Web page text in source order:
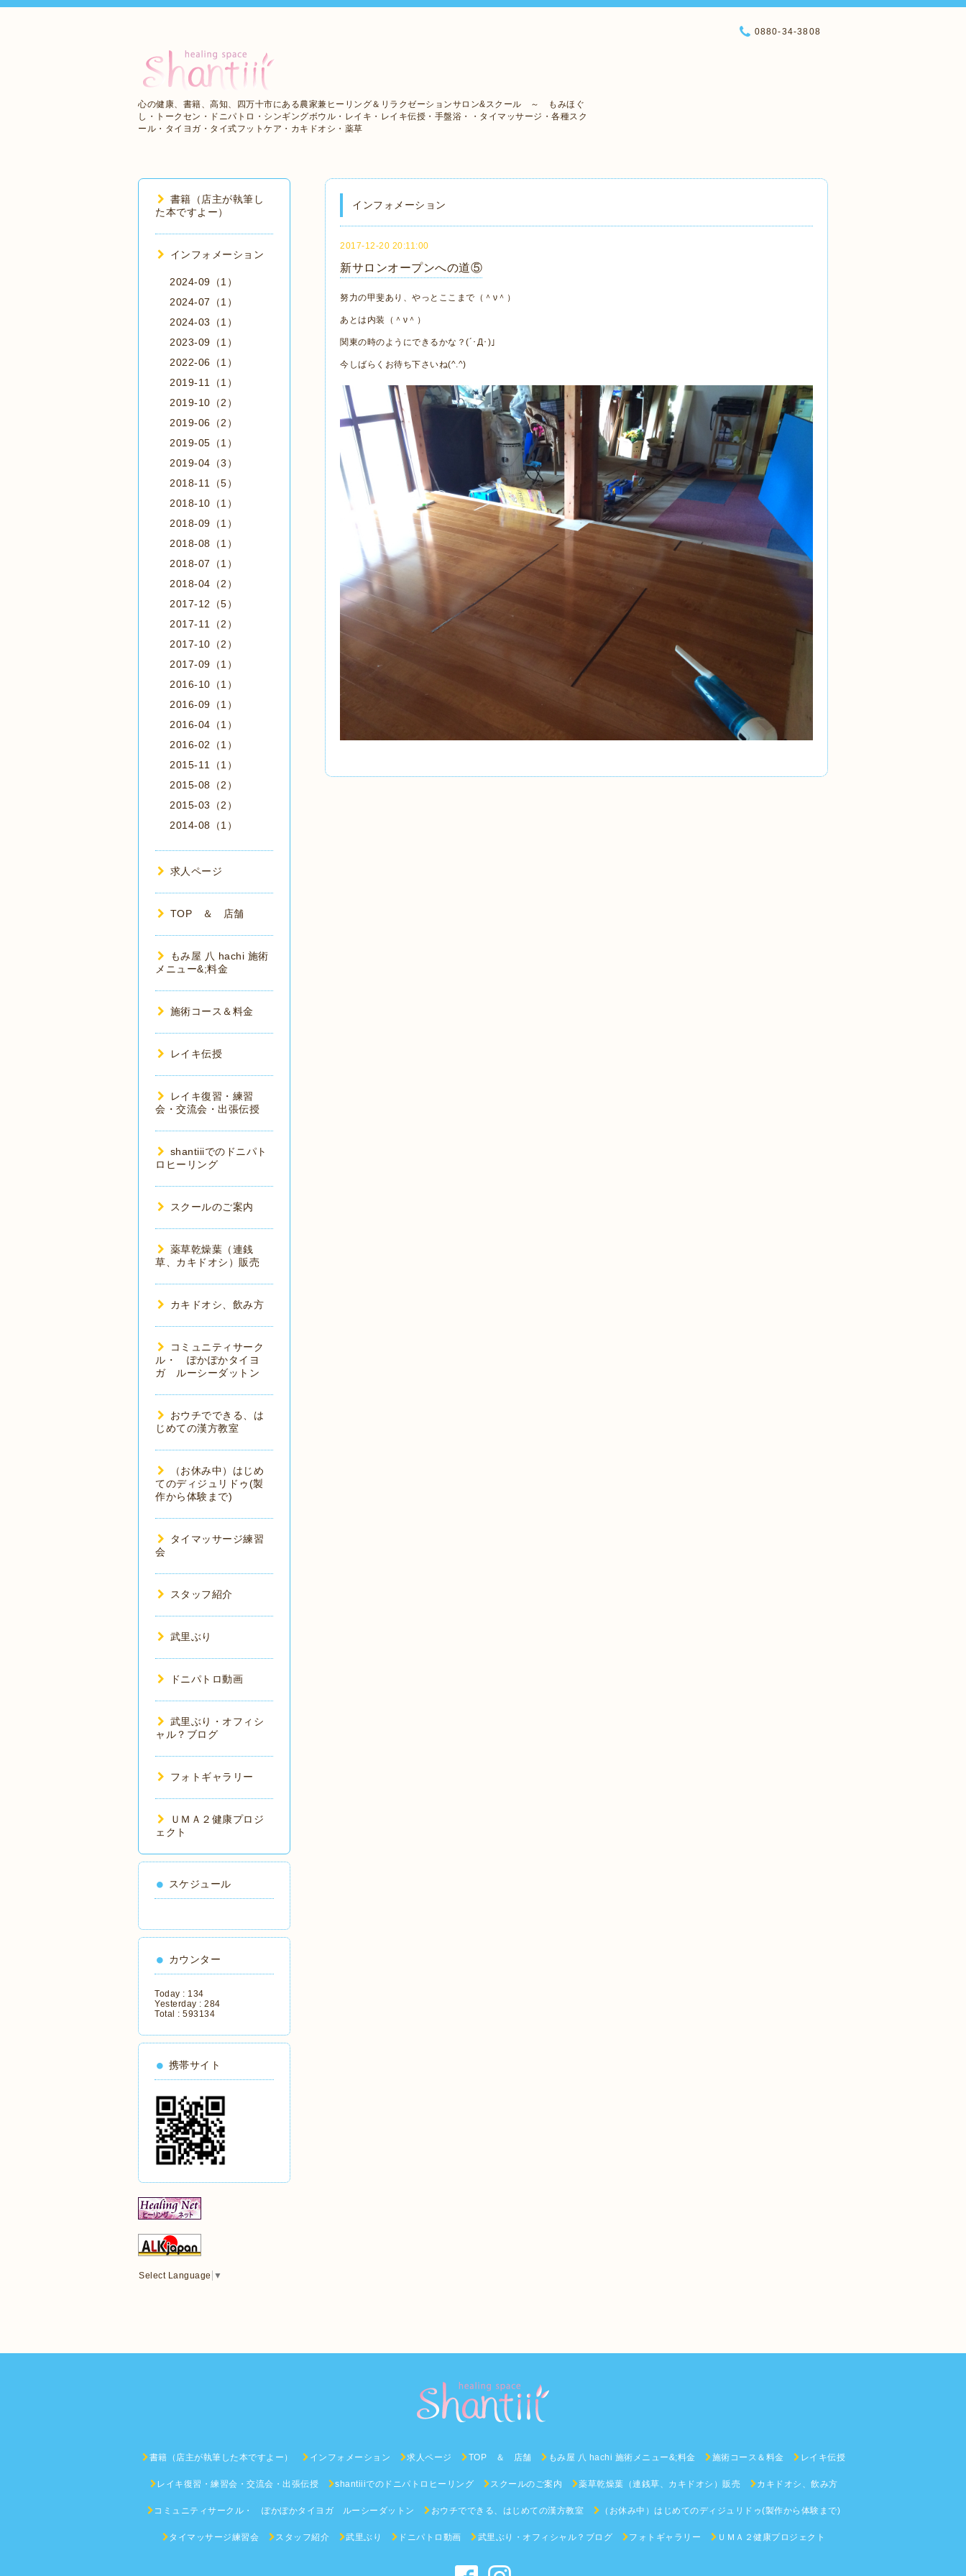
心の健康、書籍、高知、四万十市にある農家兼ヒーリング＆リラクゼーションサロン&スクール ～ もみほぐ
し・トークセン・ドニパトロ・シンギングボウル・レイキ・レイキ伝授・手盤浴・・タイマッサージ・各種スク
ール・タイヨガ・タイ式フットケア・カキドオシ・薬草
0880-34-3808
インフォメーション
2017-12-20 20:11:00
新サロンオープンへの道⑤
努力の甲斐あり、やっとここまで（＾ν＾）
あとは内装（＾ν＾）
関東の時のようにできるかな？(´･Д･)」
今しばらくお待ち下さいね(^.^)
書籍（店主が執筆し
た本ですよー）
インフォメーション
2024-09（1）
2024-07（1）
2024-03（1）
2023-09（1）
2022-06（1）
2019-11（1）
2019-10（2）
2019-06（2）
2019-05（1）
2019-04（3）
2018-11（5）
2018-10（1）
2018-09（1）
2018-08（1）
2018-07（1）
2018-04（2）
2017-12（5）
2017-11（2）
2017-10（2）
2017-09（1）
2016-10（1）
2016-09（1）
2016-04（1）
2016-02（1）
2015-11（1）
2015-08（2）
2015-03（2）
2014-08（1）
求人ページ
TOP ＆ 店舗
もみ屋 八 hachi 施術
メニュー&;料金
施術コース＆料金
レイキ伝授
レイキ復習・練習
会・交流会・出張伝授
shantiiiでのドニパト
ロヒーリング
スクールのご案内
薬草乾燥葉（連銭
草、カキドオシ）販売
カキドオシ、飲み方
コミュニティサーク
ル・ ぽかぽかタイヨ
ガ ルーシーダットン
おウチでできる、は
じめての漢方教室
（お休み中）はじめ
てのディジュリドゥ(製
作から体験まで)
タイマッサージ練習
会
スタッフ紹介
武里ぶり
ドニパトロ動画
武里ぶり・オフィシ
ャル？ブログ
フォトギャラリー
ＵＭＡ２健康プロジ
ェクト
スケジュール
カウンター
Today : 134
Yesterday : 284
Total : 593134
携帯サイト
Select Language ▼
書籍（店主が執筆した本ですよー） インフォメーション 求人ページ TOP ＆ 店舗 もみ屋 八 hachi 施術メニュー&;料金 施術コース＆料金 レイキ伝授
レイキ復習・練習会・交流会・出張伝授 shantiiiでのドニパトロヒーリング スクールのご案内 薬草乾燥葉（連銭草、カキドオシ）販売 カキドオシ、飲み方
コミュニティサークル・ ぽかぽかタイヨガ ルーシーダットン おウチでできる、はじめての漢方教室 （お休み中）はじめてのディジュリドゥ(製作から体験まで)
タイマッサージ練習会 スタッフ紹介 武里ぶり ドニパトロ動画 武里ぶり・オフィシャル？ブログ フォトギャラリー ＵＭＡ２健康プロジェクト